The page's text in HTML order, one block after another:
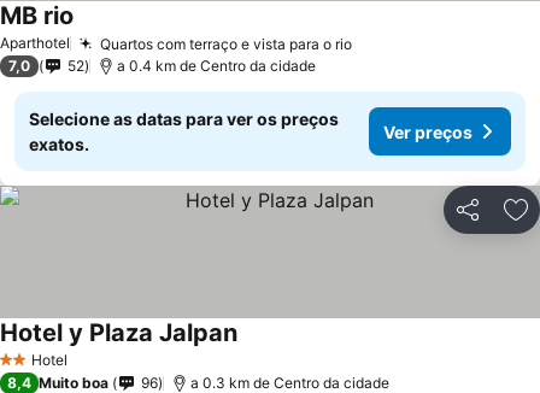
Aparthotel Quartos com terraço e vista para o rioVer preços
MB rio
7,0 52 a 0.4 km de Centro da cidade
Selecione as datas para ver os preços
exatos.
Ver preços
Partilhar
2 Estrelas
Hotel
Hotel y Plaza JalpanVer preços
8,4 Muito boa 96 a 0.3 km de Centro da cidade